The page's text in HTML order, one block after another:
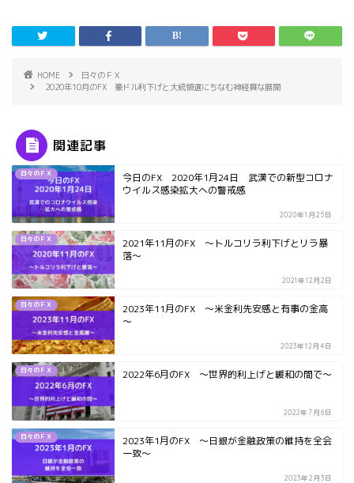
HOME
日々のＦＸ
2020年10月のFX 豪ドル利下げと大統領選にちなむ神経質な展開
関連記事
日々のＦＸ
今日のFX 2020年1月24日 武漢での新型コロナ
ウイルス感染拡大への警戒感
2020年1月25日
日々のＦＸ
2021年11月のFX ～トルコリラ利下げとリラ暴
落～
2021年12月2日
日々のＦＸ
2023年11月のFX ～米金利先安感と有事の金高
～
2023年12月4日
日々のＦＸ 2022年6月のFX ～世界的利上げと緩和の間で～
2022年7月6日
日々のＦＸ
2023年1月のFX ～日銀が金融政策の維持を全会
一致～
2023年2月3日